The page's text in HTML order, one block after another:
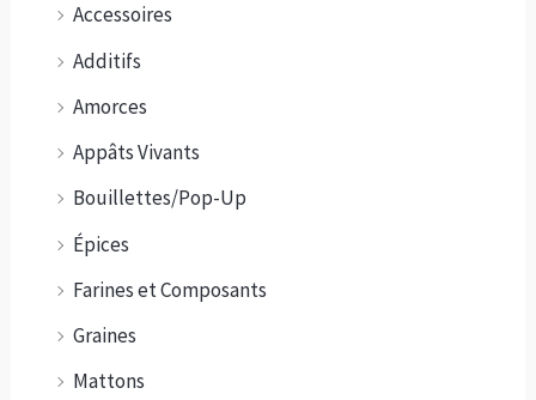
Accessoires
Additifs
Amorces
Appâts Vivants
Bouillettes/Pop-Up
Épices
Farines et Composants
Graines
Mattons